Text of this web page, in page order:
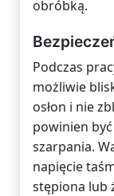
obróbką.
Podczas
możliwie
osłon i nie
powinien
szarpania.
napięcie
stępiona lub